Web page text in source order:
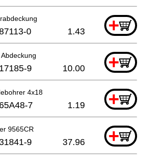
+
0 1.43
+
9 10.00
4x18 +
7 1.19
9565CR +
9 37.96